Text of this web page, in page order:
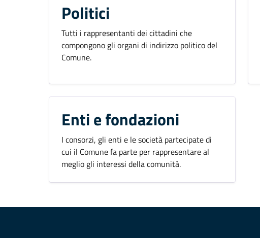
Politici
Tutti i rappresentanti dei cittadini che
compongono gli organi di indirizzo politico del
Comune.
Enti e fondazioni
I consorzi, gli enti e le società partecipate di
cui il Comune fa parte per rappresentare al
meglio gli interessi della comunità.